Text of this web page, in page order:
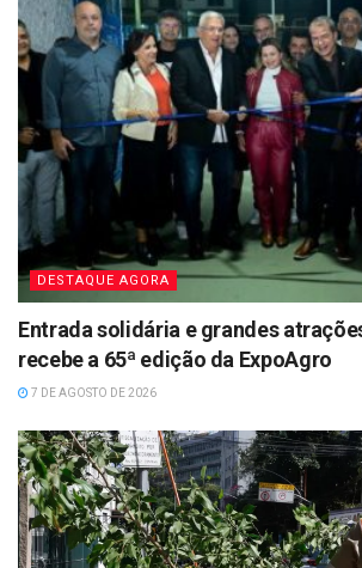
DESTAQUE AGORA
Entrada solidária e grandes
recebe a 65ª edição da ExpoAgro
7 DE AGOSTO DE 2026